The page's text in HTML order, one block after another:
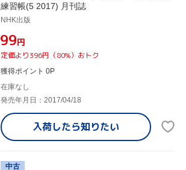
練習帳(5 2017) 月刊誌
NHK出版
¥99円
定価より396円（80%）おトク
獲得ポイント 0P
在庫なし
発売年月日：2017/04/18
入荷したら知りたい
中古